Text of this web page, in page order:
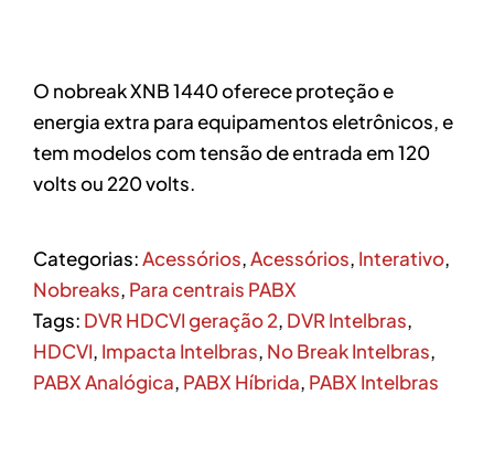
O nobreak XNB 1440 oferece proteção e
energia extra para equipamentos eletrônicos, e
tem modelos com tensão de entrada em 120
volts ou 220 volts.
Categorias:Acessórios,Acessórios, Interativo,
Nobreaks, Para centrais PABX
Tags: DVR HDCVI geração 2, DVR Intelbras,
HDCVI, Impacta Intelbras, No Break Intelbras,
PABX Analógica, PABX Híbrida, PABX Intelbras